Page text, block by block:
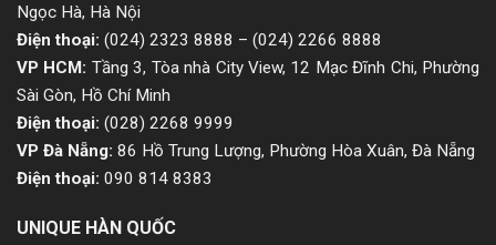
Ngọc Hà, Hà Nội
Điện thoại: (024) 2323 8888 – (024) 2266 8888
VP HCM: Tầng 3, Tòa nhà City View, 12 Mạc Đĩnh Chi, Phường
Sài Gòn, Hồ Chí Minh
Điện thoại: (028) 2268 9999
VP Đà Nẵng: 86 Hồ Trung Lượng, Phường Hòa Xuân, Đà Nẵng
Điện thoại: 090 814 8383
UNIQUE HÀN QUỐC